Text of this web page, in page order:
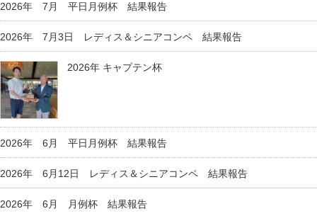
2026年 7月 平日月例杯 結果報告
2026年 7月3日 レディス＆シニアコンペ 結果報告
2026年 キャプテン杯
2026年 6月 平日月例杯 結果報告
2026年 6月12日 レディス＆シニアコンペ 結果報告
2026年 6月 月例杯 結果報告